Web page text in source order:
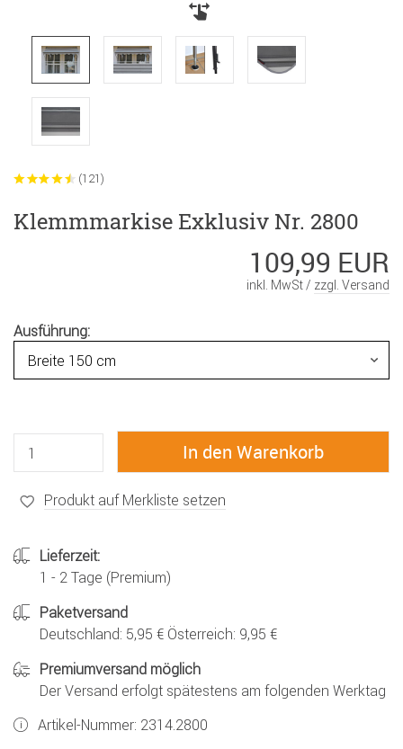
(121)
Klemmmarkise Exklusiv Nr. 2800
109,99 EUR
inkl. MwSt / zzgl. Versand
Ausführung:
Produkt auf Merkliste setzen
Lieferzeit:
1 - 2 Tage (Premium)
Paketversand
Deutschland: 5,95 € Österreich: 9,95 €
Premiumversand möglich
Der Versand erfolgt spätestens am folgenden Werktag
Artikel-Nummer: 2314.2800